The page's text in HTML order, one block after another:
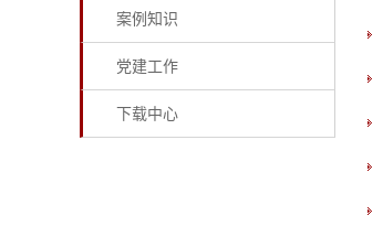
案例知识
党建工作
下载中心